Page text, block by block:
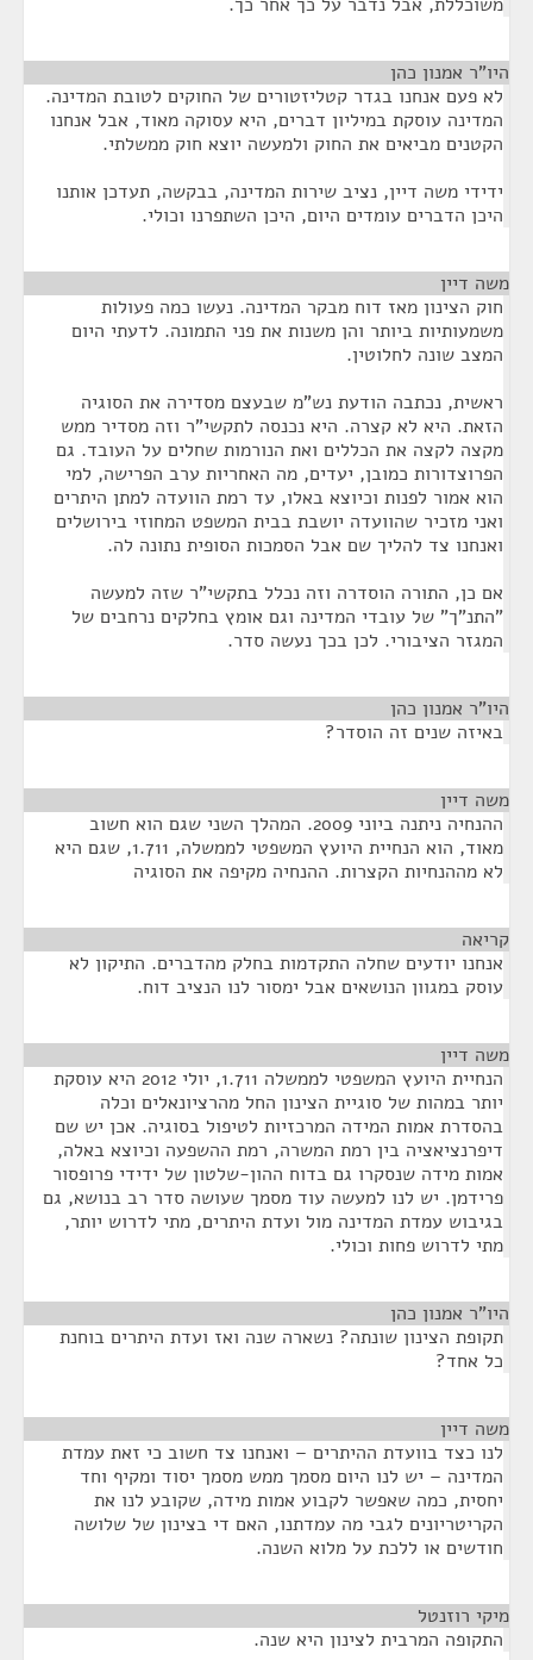
היו"ר אמנון כהן
לא פעם אנחנו בגדר קטליזטורים של החוקים לטובת המדינה.
המדינה עוסקת במיליון דברים, היא עסוקה מאוד, אבל אנחנו
הקטנים מביאים את החוק ולמעשה יוצא חוק ממשלתי.
ידידי משה דיין, נציב שירות המדינה, בבקשה, תעדכן אותנו
היכן הדברים עומדים היום, היכן השתפרנו וכולי.
משה דיין
חוק הצינון מאז דוח מבקר המדינה. נעשו כמה פעולות
משמעותיות ביותר והן משנות את פני התמונה. לדעתי היום
המצב שונה לחלוטין.
ראשית, נכתבה הודעת נש"מ שבעצם מסדירה את הסוגיה
הזאת. היא לא קצרה. היא נכנסה לתקשי"ר וזה מסדיר ממש
מקצה לקצה את הכללים ואת הנורמות שחלים על העובד. גם
הפרוצדורות כמובן, יעדים, מה האחריות ערב הפרישה, למי
הוא אמור לפנות וכיוצא באלו, עד רמת הוועדה למתן היתרים
ואני מזכיר שהוועדה יושבת בבית המשפט המחוזי בירושלים
ואנחנו צד להליך שם אבל הסמכות הסופית נתונה לה.
אם כן, התורה הוסדרה וזה נכלל בתקשי"ר שזה למעשה
"התנ"ך" של עובדי המדינה וגם אומץ בחלקים נרחבים של
המגזר הציבורי. לכן בכך נעשה סדר.
היו"ר אמנון כהן
באיזה שנים זה הוסדר?
משה דיין
ההנחיה ניתנה ביוני 2009. המהלך השני שגם הוא חשוב
מאוד, הוא הנחיית היועץ המשפטי לממשלה, 1.711, שגם היא
לא מההנחיות הקצרות. ההנחיה מקיפה את הסוגיה
קריאה
אנחנו יודעים שחלה התקדמות בחלק מהדברים. התיקון לא
עוסק במגוון הנושאים אבל ימסור לנו הנציב דוח.
משה דיין
הנחיית היועץ המשפטי לממשלה 1.711, יולי 2012 היא עוסקת
יותר במהות של סוגיית הצינון החל מהרציונאלים וכלה
בהסדרת אמות המידה המרכזיות לטיפול בסוגיה. אכן יש שם
דיפרנציאציה בין רמת המשרה, רמת ההשפעה וכיוצא באלה,
אמות מידה שנסקרו גם בדוח ההון-שלטון של ידידי פרופסור
פרידמן. יש לנו למעשה עוד מסמך שעושה סדר רב בנושא, גם
בגיבוש עמדת המדינה מול ועדת היתרים, מתי לדרוש יותר,
מתי לדרוש פחות וכולי.
היו"ר אמנון כהן
תקופת הצינון שונתה? נשארה שנה ואז ועדת היתרים בוחנת
כל אחד?
משה דיין
לנו כצד בוועדת ההיתרים – ואנחנו צד חשוב כי זאת עמדת
המדינה – יש לנו היום מסמך ממש מסמך יסוד ומקיף וחד
יחסית, כמה שאפשר לקבוע אמות מידה, שקובע לנו את
הקריטריונים לגבי מה עמדתנו, האם די בצינון של שלושה
חודשים או ללכת על מלוא השנה.
מיקי רוזנטל
התקופה המרבית לצינון היא שנה.